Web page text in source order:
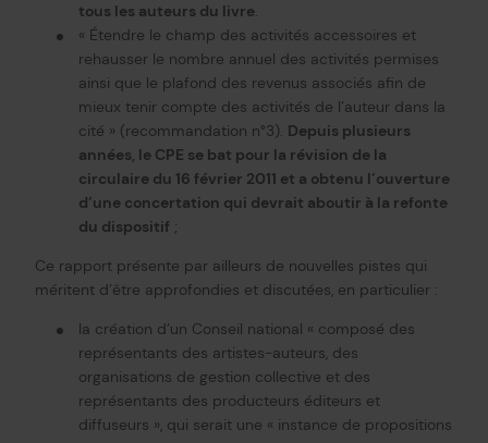
tous les auteurs du livre.
« Étendre le champ des activités accessoires et
rehausser le nombre annuel des activités permises
ainsi que le plafond des revenus associés afin de
mieux tenir compte des activités de l’auteur dans la
cité » (recommandation n°3). Depuis plusieurs
années, le CPE se bat pour la révision de la
circulaire du 16 février 2011 et a obtenu l’ouverture
d’une concertation qui devrait aboutir à la refonte
du dispositif ;
Ce rapport présente par ailleurs de nouvelles pistes qui
méritent d’être approfondies et discutées, en particulier :
la création d’un Conseil national « composé des
représentants des artistes-auteurs, des
organisations de gestion collective et des
représentants des producteurs éditeurs et
diffuseurs », qui serait une « instance de propositions